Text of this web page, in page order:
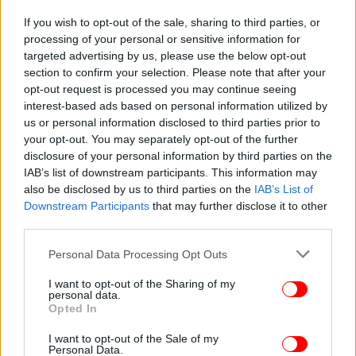
If you wish to opt-out of the sale, sharing to third parties, or
processing of your personal or sensitive information for
targeted advertising by us, please use the below opt-out
section to confirm your selection. Please note that after your
opt-out request is processed you may continue seeing
interest-based ads based on personal information utilized by
us or personal information disclosed to third parties prior to
your opt-out. You may separately opt-out of the further
disclosure of your personal information by third parties on the
IAB’s list of downstream participants. This information may
also be disclosed by us to third parties on the IAB’s List of
Downstream Participants that may further disclose it to other
Please note that this website/app uses one or more Google
not limited to your visit or usage behaviour. You may click to
grant or deny consent to Google and its third-party tags to
use your data for below specified purposes in below Google
consent section.
Personal Data Processing Opt Outs
I want to opt-out of the Sharing of my
personal data.
Opted In
I want to opt-out of the Sale of my
Personal Data.
Ο ίδιος ξεκαθάρισε ότι πολεμικά πλοία δεν θα
επιτρέπεται να περάσουν από τα στενά, πρόσθεσε ο
αξιωματούχος.
ΚΟΣΜΟΣ 17/04/2026 16:55
Τραμπ: Συνεχίζεται ο ναυτικός αποκλεισμός στο Ιράν μέχρι να
γίνει οριστική συμφωνία
ΟΙΚΟΝΟΜΙΑ 17/04/2026 16:36
Κατρακυλά η τιμή του πετρελαίου μετά το άνοιγμα των Στενών
του Ορμούζ -Πτώση 10%